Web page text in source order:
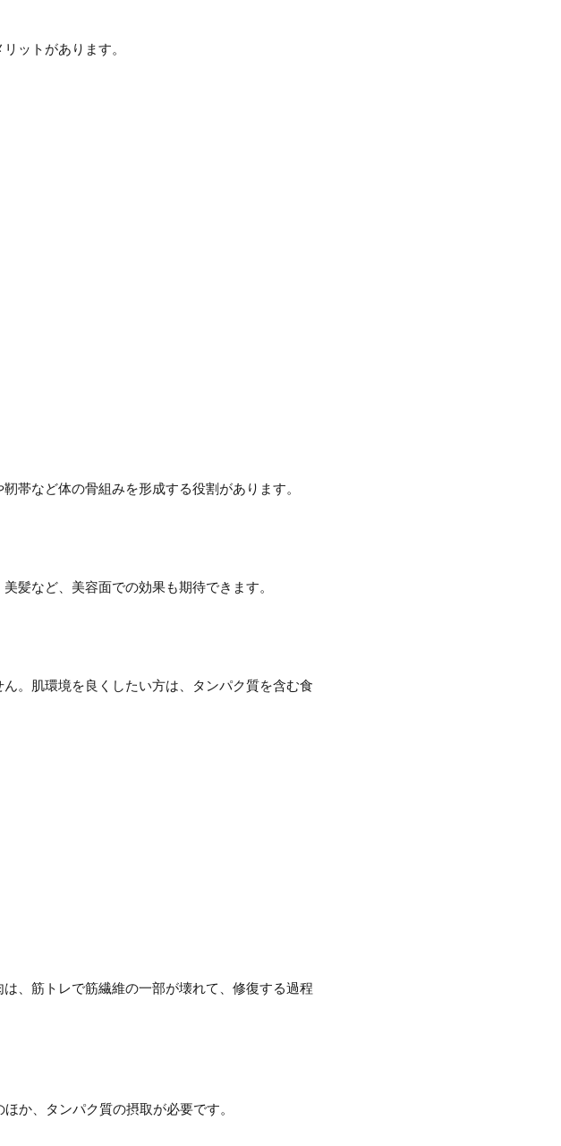
ットがあります。
帯など体の骨組みを形成する役割があります。
髪など、美容面での効果も期待できます。
。肌環境を良くしたい方は、タンパク質を含む食
、筋トレで筋繊維の一部が壊れて、修復する過程
か、タンパク質の摂取が必要です。